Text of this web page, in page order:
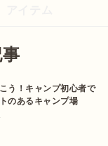
う！キャンプ初心者で
のあるキャンプ場